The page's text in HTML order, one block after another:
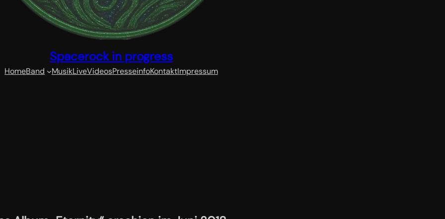
Spacerock in progress
HomeBand MusikLiveVideosPresseinfoKontaktImpressum